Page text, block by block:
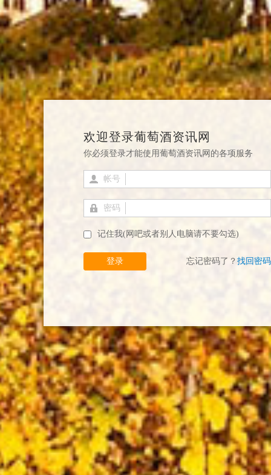
欢迎登录葡萄酒资讯网
你必须登录才能使用葡萄酒资讯网的各项服务
帐号
密码
记住我(网吧或者别人电脑请不要勾选)
登录 忘记密码了？ 找回密码